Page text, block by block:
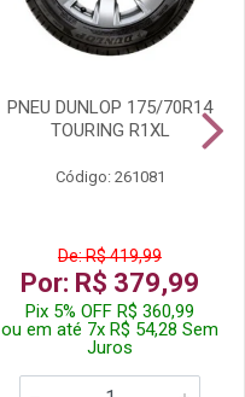
PNEU DUNLOP 175/70R14
TOURING R1XL
Código: 261081
De: R$ 419,99
Por: R$ 379,99
Pix 5% OFF R$ 360,99
ou em até 7x R$ 54,28 Sem
Juros